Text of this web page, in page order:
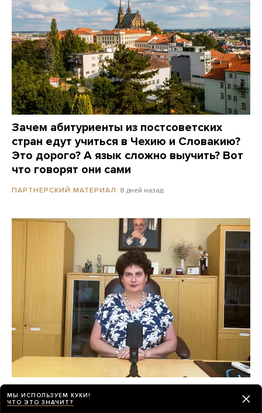
Зачем абитуриенты из постсоветских
стран едут учиться в Чехию и Словакию?
Это дорого? А язык сложно выучить? Вот
что говорят они сами
ПАРТНЕРСКИЙ МАТЕРИАЛ 8 дней назад
«Психиатрия возвращается в темные
времена»
МЫ ИСПОЛЬЗУЕМ КУКИ!
ЧТО ЭТО ЗНАЧИТ?